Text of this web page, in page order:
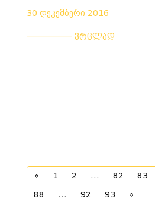
30 დეკემბერი 2016
ვრცლად
« 1 2 ... 82 83
88
... 92 93 »